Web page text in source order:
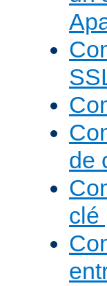
de
clé